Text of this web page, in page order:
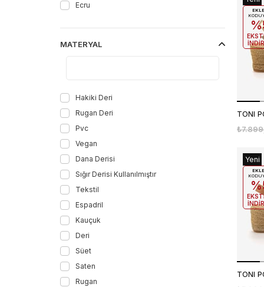
Ecru
Black
White
Camel-Gold
Beige
White-Multicolor
Stone
Bronz
Orange
Green
Vino
Argento
Negro
Turquoise
MATERYAL
Hakiki Deri
Rugan Deri
Pvc
Vegan
Dana Derisi
Sığır Derisi Kullanılmıştır
Tekstil
Espadril
Kauçuk
Deri
Süet
Saten
Rugan
Ürün
Yeni
Ürün